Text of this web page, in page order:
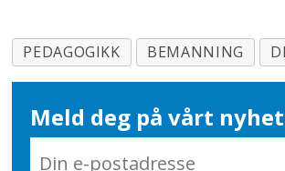
Starting Strong Survey,
Foreldreundersøkelsen i
(FUBA) og BASIL. (10)
for studier av innovasjon,
PEDAGOGIKK BEMANNING
Meld deg på vårt